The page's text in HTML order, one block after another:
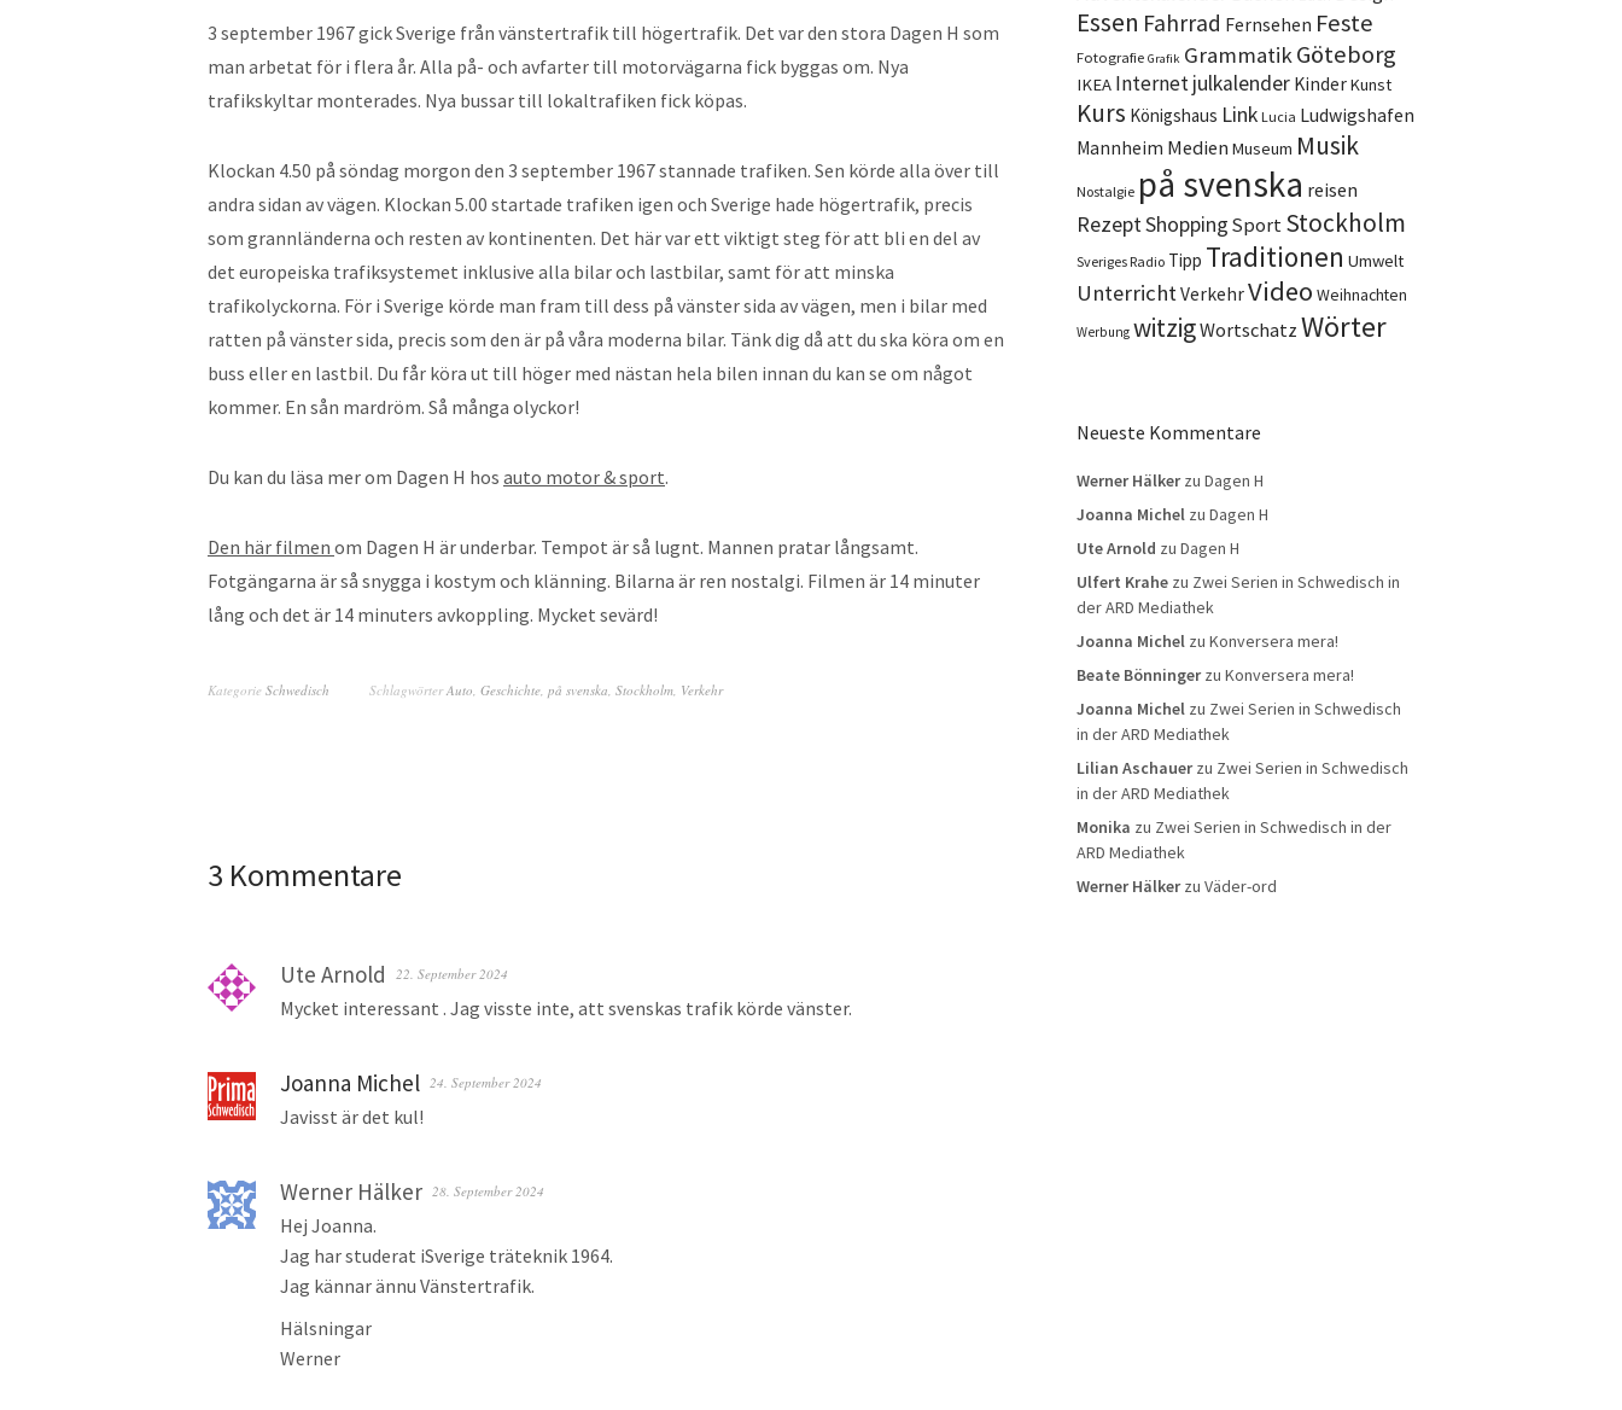
3 september 1967 gick Sverige från vänstertrafik till högertrafik. Det var den stora Dagen H som
man arbetat för i flera år. Alla på- och avfarter till motorvägarna fick byggas om. Nya
trafikskyltar monterades. Nya bussar till lokaltrafiken fick köpas.
Klockan 4.50 på söndag morgon den 3 september 1967 stannade trafiken. Sen körde alla över till
andra sidan av vägen. Klockan 5.00 startade trafiken igen och Sverige hade högertrafik, precis
som grannländerna och resten av kontinenten. Det här var ett viktigt steg för att bli en del av
det europeiska trafiksystemet inklusive alla bilar och lastbilar, samt för att minska
trafikolyckorna. För i Sverige körde man fram till dess på vänster sida av vägen, men i bilar med
ratten på vänster sida, precis som den är på våra moderna bilar. Tänk dig då att du ska köra om en
buss eller en lastbil. Du får köra ut till höger med nästan hela bilen innan du kan se om något
kommer. En sån mardröm. Så många olyckor!
Du kan du läsa mer om Dagen H hos auto motor & sport.
Den här filmen om Dagen H är underbar. Tempot är så lugnt. Mannen pratar långsamt.
Fotgängarna är så snygga i kostym och klänning. Bilarna är ren nostalgi. Filmen är 14 minuter
lång och det är 14 minuters avkoppling. Mycket sevärd!
Kategorie Schwedisch SchlagwörterAuto, Geschichte, på svenska, Stockholm, Verkehr
3 Kommentare
Ute Arnold 22. September 2024
Mycket interessant . Jag visste inte, att svenskas trafik körde vänster.
Joanna Michel 24. September 2024
Javisst är det kul!
Werner Hälker 28. September 2024
Hej Joanna.
Jag har studerat iSverige träteknik 1964.
Jag kännar ännu Vänstertrafik.
Hälsningar
Werner
Essen Fahrrad Fernsehen Feste
Fotografie Grafik GrammatikGöteborg
IKEA Internetjulkalender KinderKunst
Kurs Königshaus Link Lucia Ludwigshafen
Mannheim Medien Museum Musik
Nostalgie på svenska reisen
RezeptShopping Sport Stockholm
Sveriges Radio Tipp Traditionen Umwelt
UnterrichtVerkehrVideo Weihnachten
Werbung witzigWortschatz Wörter
Neueste Kommentare
Werner Hälkerzu Dagen H
Joanna Michel zu Dagen H
Ute Arnold zu Dagen H
Ulfert Krahe zu Zwei Serien in Schwedisch in
der ARD Mediathek
Joanna Michel zu Konversera mera!
Beate Bönningerzu Konversera mera!
Joanna Michel zu Zwei Serien in Schwedisch
in der ARD Mediathek
Lilian Aschauerzu Zwei Serien in Schwedisch
in der ARD Mediathek
Monika zu Zwei Serien in Schwedisch in der
ARD Mediathek
Werner Hälkerzu Väder-ord